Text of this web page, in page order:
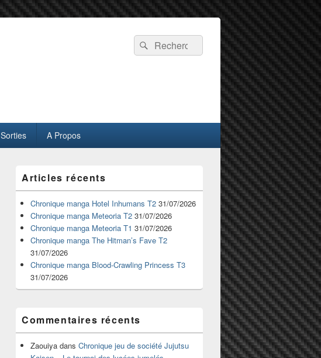
Recherche :
Rechercher
Sorties A Propos
principale
de
widget
pour
barre
latérale
Articles récents
Chronique manga Hotel Inhumans T2 31/07/2026
Chronique manga Meteoria T2 31/07/2026
Chronique manga Meteoria T1 31/07/2026
Chronique manga The Hitman’s Fave T2
31/07/2026
Chronique manga Blood-Crawling Princess T3
31/07/2026
Commentaires récents
Zaouiya dans Chronique jeu de société Jujutsu